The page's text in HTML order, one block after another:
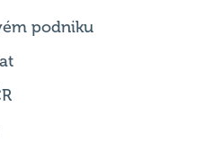
podniku